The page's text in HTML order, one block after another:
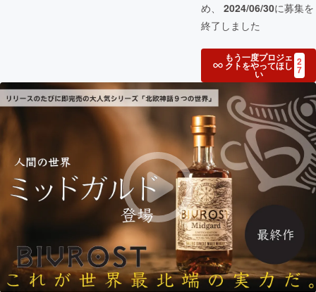
め、 2024/06/30に募集を
終了しました
もう一度プロジェ
クトをやってほし
い
2
7